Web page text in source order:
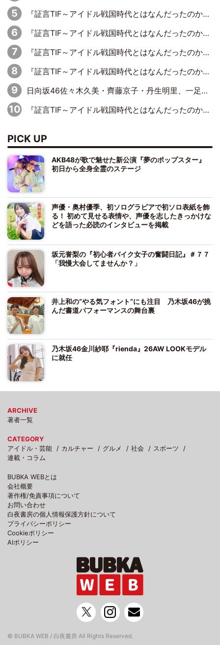
『証言TIF～アイドル戦国時代とはなんだったのか～』第8回：Negicco・Nao☆×Megu×Kaede「東京からオファーが来たのと、梨の皮剥きとどっちが大事なんだって」
『証言TIF～アイドル戦国時代とはなんだったのか～』第5回：元SUPER☆GiRLS・八坂沙織×宮崎理奈「パワープッシュアーティストみたいなのがあって、イトーヨーカドーさんがスポンサーについたり」
『証言TIF～アイドル戦国時代とはなんだったのか～』第2回【完全版】：元ぱすぽ☆・根岸愛×奥仲麻琴「……じつは、話はあったんですよ」復活宣言の約10カ月前に語っていた、再フライトの兆し
『証言TIF～アイドル戦国時代とはなんだったのか～』第7回：BiS・プー・ルイ×ミチバヤシリオ「誰もパンツは投げないですからね。でも、特に話題になった記憶もないです（笑）」
日向坂46佐々木久美・齊藤京子・丹生明里、一足お先に展覧会を見学
『証言TIF～アイドル戦国時代とはなんだったのか～』第1回：元アイドリング!!!・遠藤舞×森田涼花「ももクロを初めて見て、アイドリング!!!は無理だな、勝てないなって」
PICK UP
AKB48が歌で魅せた新公演『夢のポップスター』
初日から全身全霊のステージ
声優・奥村優季、初ソログラビアで初ソロ表紙を飾
る！ 初めて見せる表情や、声優を志したきっかけな
どを語った必読のインタビューを掲載
坂元誉梨の『初心者バイク女子の奮闘日記』＃７７
「我慢大会してませんか？」
井上和の“やる気フォント”にも注目 乃木坂46が挑
んだ書道パフォーマンスの舞台裏
乃木坂46金川紗耶『rienda』26AW LOOKモデル
に就任
ARCHIVE
著者一覧
CATEGORY
アイドル・芸能
カルチャー グルメ 社会
スポーツ
連載・コラム
BUBKA WEBとは
会社概要
著作権/免責事項について
お問い合わせ
白夜書房の個人情報保護方針について
プライバシーポリシー
Cookieポリシー
AIポリシー
© BUBKA WEB / 白夜書房 All Rights Reserved.